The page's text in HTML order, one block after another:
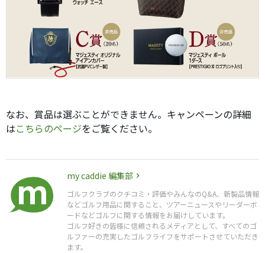
なお、賞品は選ぶことができません。キャンペーンの詳細
はこちらのページをご覧ください。
my caddie 編集部
ゴルフクラブのクチコミ・評価やみんなのQ&A、新製品情報
などゴルフ用品に関すること、ツアーニュースやリーダーボ
ードなどゴルフに関する情報をお届けしています。
ゴルフ好きの皆様に信頼されるメディアとして、すべてのゴ
ルファーの充実したゴルフライフをサポートさせていただき
ます。